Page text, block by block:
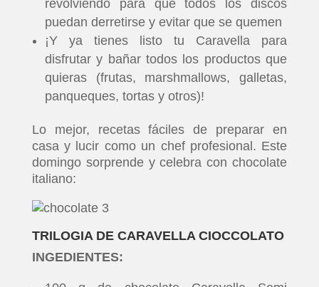
revolviendo para que todos los discos
puedan derretirse y evitar que se quemen
¡Y ya tienes listo tu Caravella para
disfrutar y bañar todos los productos que
quieras (frutas, marshmallows, galletas,
panqueques, tortas y otros)!
Lo mejor, recetas fáciles de preparar en
casa y lucir como un chef profesional. Este
domingo sorprende y celebra con chocolate
italiano:
TRILOGIA DE CARAVELLA CIOCCOLATO
INGEDIENTES: